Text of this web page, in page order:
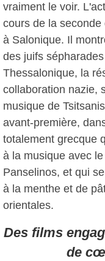
vraiment le voir.
cours de la
à Salonique. Il
des juifs
Thessalonique, la
collaboration nazie,
musique de
avant-première,
totalement grecque
à la musique avec
Panselinos, et qui
à la menthe et de
orientales.
Des films
de